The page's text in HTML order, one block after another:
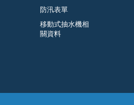
防汛表單
移動式抽水機相
關資料